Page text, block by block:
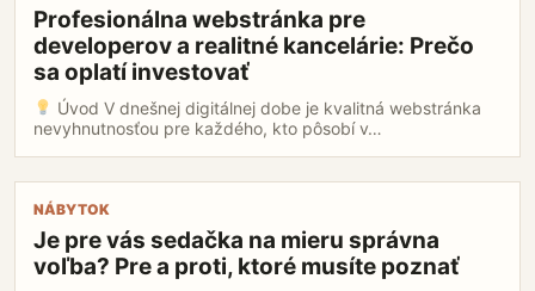
pre
developerov
realitné
kancelárie:
Prečo
sa
oplatí
investovať
Profesionálna webstránka pre
developerov a realitné kancelárie: Prečo
sa oplatí investovať
Úvod V dnešnej digitálnej dobe je kvalitná webstránka
nevyhnutnosťou pre každého, kto pôsobí v…
pre
vás
sedačka
NÁBYTOK
Je pre vás sedačka na mieru správna
voľba? Pre a proti, ktoré musíte poznať